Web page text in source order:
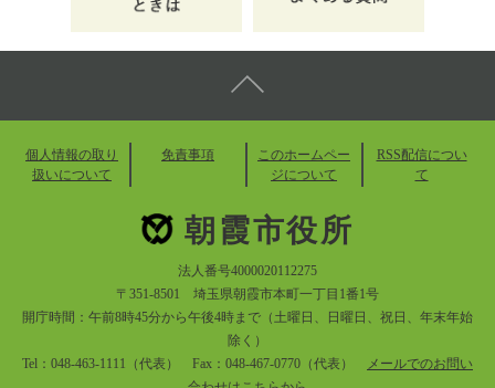
個人情報の取り
扱いについて
免責事項
このホームペー
ジについて
RSS配信につい
て
朝霞市役所
法人番号4000020112275
〒351-8501 埼玉県朝霞市本町一丁目1番1号
開庁時間：午前8時45分から午後4時まで（土曜日、日曜日、祝日、年末年始
除く）
Tel：048-463-1111（代表） Fax：048-467-0770（代表）
メールでのお問い